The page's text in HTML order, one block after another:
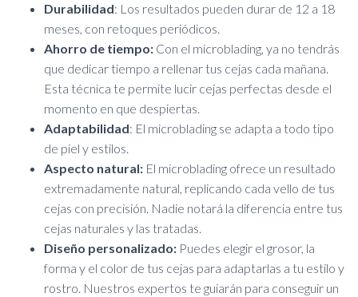
Durabilidad: Los resultados pueden durar de 12 a 18
meses, con retoques periódicos.
Ahorro de tiempo: Con el microblading, ya no tendrás
que dedicar tiempo a rellenar tus cejas cada mañana.
Esta técnica te permite lucir cejas perfectas desde el
momento en que despiertas.
Adaptabilidad: El microblading se adapta a todo tipo
de piel y estilos.
Aspecto natural: El microblading ofrece un resultado
extremadamente natural, replicando cada vello de tus
cejas con precisión. Nadie notará la diferencia entre tus
cejas naturales y las tratadas.
Diseño personalizado: Puedes elegir el grosor, la
forma y el color de tus cejas para adaptarlas a tu estilo y
rostro. Nuestros expertos te guiarán para conseguir un